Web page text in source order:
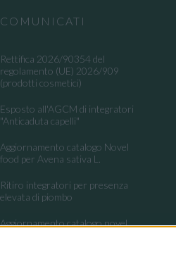
COMUNICATI
Rettifica 2026/90354 del
regolamento (UE) 2026/909
(prodotti cosmetici)
Esposto all'AGCM di integratori
"Anticaduta capelli"
Aggiornamento catalogo Novel
food per Avena sativa L.
Ritiro integratori per presenza
elevata di piombo
Aggiornamento catalogo novel